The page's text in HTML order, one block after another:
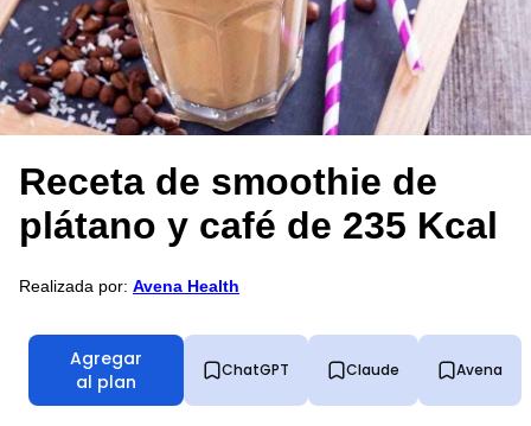
Receta de smoothie de
plátano y café de 235 Kcal
Realizada por: Avena Health
Agregar
al plan
ChatGPT Claude Avena